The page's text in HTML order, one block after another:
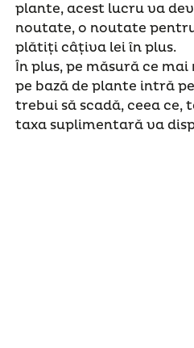
plante, acest lucru va
noutate, o noutate
plătiți câțiva lei în plus.
În plus, pe măsură ce
pe bază de plante intră
trebui să scadă, ceea ce,
taxa suplimentară va